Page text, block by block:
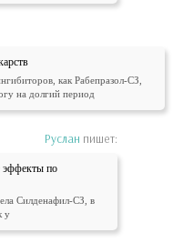
как Рабепразол-СЗ,
на долгий период
Руслан пишет:
эффекты по
Силденафил-СЗ, в
у